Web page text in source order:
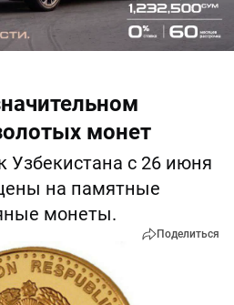
монет
Узбекистана с 26 июня
на памятные
монеты.
Поделиться